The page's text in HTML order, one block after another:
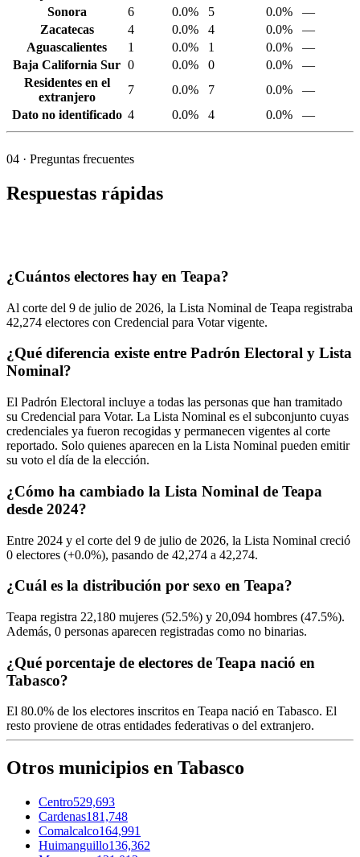
Sonora
6 0.0% 5 0.0%
—
Zacatecas
4 0.0% 4 0.0%
—
Aguascalientes
1 0.0% 1 0.0%
—
Baja California Sur 0 0.0% 0 0.0%
—
Residentes en el
extranjero
7 0.0% 7 0.0%
—
Dato no identificado 4 0.0% 4 0.0% —
04 · Preguntas frecuentes
Respuestas rápidas
¿Cuántos electores hay en Teapa?
Al corte del 9 de julio de 2026, la Lista Nominal de Teapa registraba
42,274 electores con Credencial para Votar vigente.
¿Qué diferencia existe entre Padrón Electoral y Lista
Nominal?
El Padrón Electoral incluye a todas las personas que han tramitado
su Credencial para Votar. La Lista Nominal es el subconjunto cuyas
credenciales ya fueron recogidas y permanecen vigentes al corte
reportado. Solo quienes aparecen en la Lista Nominal pueden emitir
su voto el día de la elección.
¿Cómo ha cambiado la Lista Nominal de Teapa
desde 2024?
Entre 2024 y el corte del 9 de julio de 2026, la Lista Nominal creció
0 electores (+0.0%), pasando de 42,274 a 42,274.
¿Cuál es la distribución por sexo en Teapa?
Teapa registra 22,180 mujeres (52.5%) y 20,094 hombres (47.5%).
Además, 0 personas aparecen registradas como no binarias.
¿Qué porcentaje de electores de Teapa nació en
Tabasco?
El 80.0% de los electores inscritos en Teapa nació en Tabasco. El
resto proviene de otras entidades federativas o del extranjero.
Otros municipios en Tabasco
Centro529,693
Cardenas181,748
Comalcalco164,991
Huimanguillo136,362